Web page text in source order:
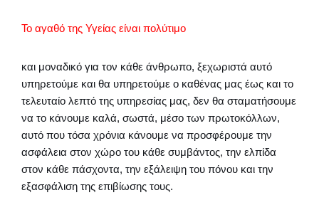
Το αγαθό της Υγείας είναι πολύτιμο
και μοναδικό για τον κάθε άνθρωπο, ξεχωριστά αυτό
υπηρετούμε και θα υπηρετούμε ο καθένας μας έως και το
τελευταίο λεπτό της υπηρεσίας μας, δεν θα σταματήσουμε
να το κάνουμε καλά, σωστά, μέσο των πρωτοκόλλων,
αυτό που τόσα χρόνια κάνουμε να προσφέρουμε την
ασφάλεια στον χώρο του κάθε συμβάντος, την ελπίδα
στον κάθε πάσχοντα, την εξάλειψη του πόνου και την
εξασφάλιση της επιβίωσης τους.